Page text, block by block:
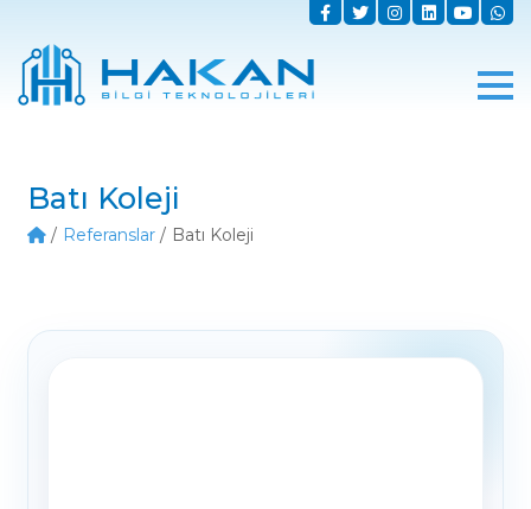
Batı Koleji
Referanslar Batı Koleji